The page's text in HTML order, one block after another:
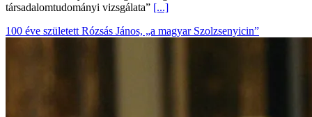
társadalomtudományi vizsgálata” [...]
100 éve született Rózsás János, „a magyar Szolzsenyicin”